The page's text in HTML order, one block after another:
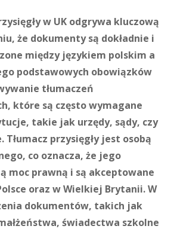
w UK odgrywa kluczową
że dokumenty są dokładnie i
między językiem polskim a
podstawowych obowiązków
tłumaczeń
które są często wymagane
takie jak urzędy, sądy, czy
Tłumacz przysięgły jest osobą
co oznacza, że jego
moc prawną i są akceptowane
oraz w Wielkiej Brytanii. W
dokumentów, takich jak
świadectwa szkolne